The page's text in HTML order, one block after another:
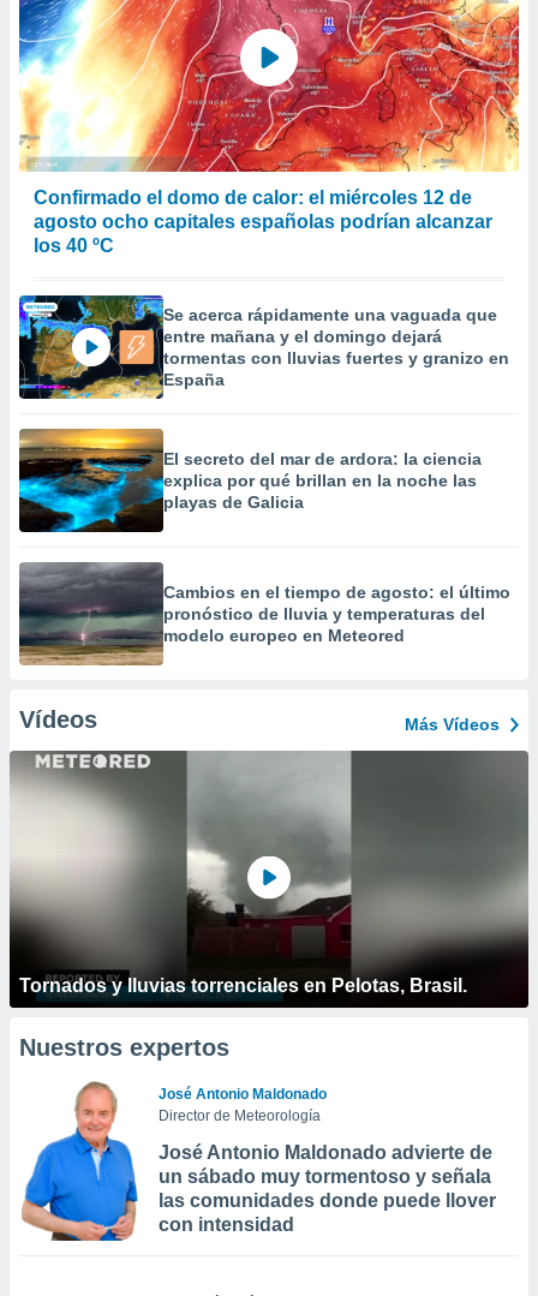
Confirmado el domo de calor: el miércoles 12 de
agosto ocho capitales españolas podrían alcanzar
los 40 ºC
Se acerca rápidamente una vaguada que
entre mañana y el domingo dejará
tormentas con lluvias fuertes y granizo en
España
El secreto del mar de ardora: la ciencia
explica por qué brillan en la noche las
playas de Galicia
Cambios en el tiempo de agosto: el último
pronóstico de lluvia y temperaturas del
modelo europeo en Meteored
Vídeos Más Vídeos
Tornados y lluvias torrenciales en Pelotas, Brasil.
Nuestros expertos
José Antonio Maldonado
Director de Meteorología
José Antonio Maldonado advierte de
un sábado muy tormentoso y señala
las comunidades donde puede llover
con intensidad